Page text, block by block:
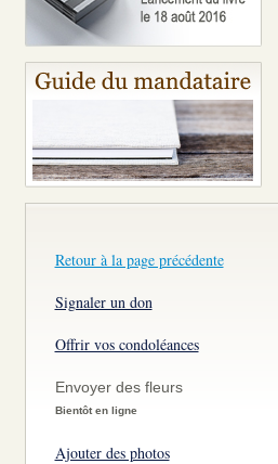
Retour à la page précédente
Signaler un don
Offrir vos condoléances
Envoyer des fleurs
Bientôt en ligne
Ajouter des photos